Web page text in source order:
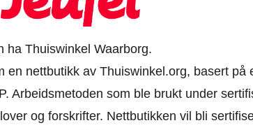
ha Thuiswinkel Waarborg.
en nettbutikk av Thuiswinkel.org, basert på
Arbeidsmetoden som ble brukt under
og forskrifter. Nettbutikken vil bli